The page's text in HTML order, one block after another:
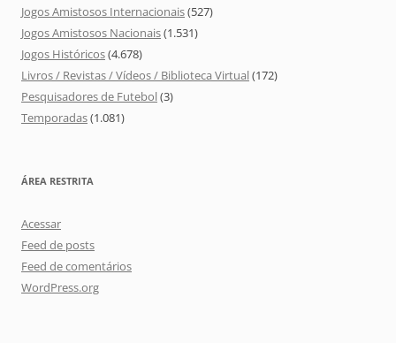
Jogos Amistosos Internacionais(527)
Jogos Amistosos Nacionais(1.531)
Jogos Históricos(4.678)
Livros / Revistas / Vídeos / Biblioteca Virtual(172)
Pesquisadores de Futebol(3)
Temporadas(1.081)
ÁREA RESTRITA
Acessar
Feed de posts
Feed de comentários
WordPress.org